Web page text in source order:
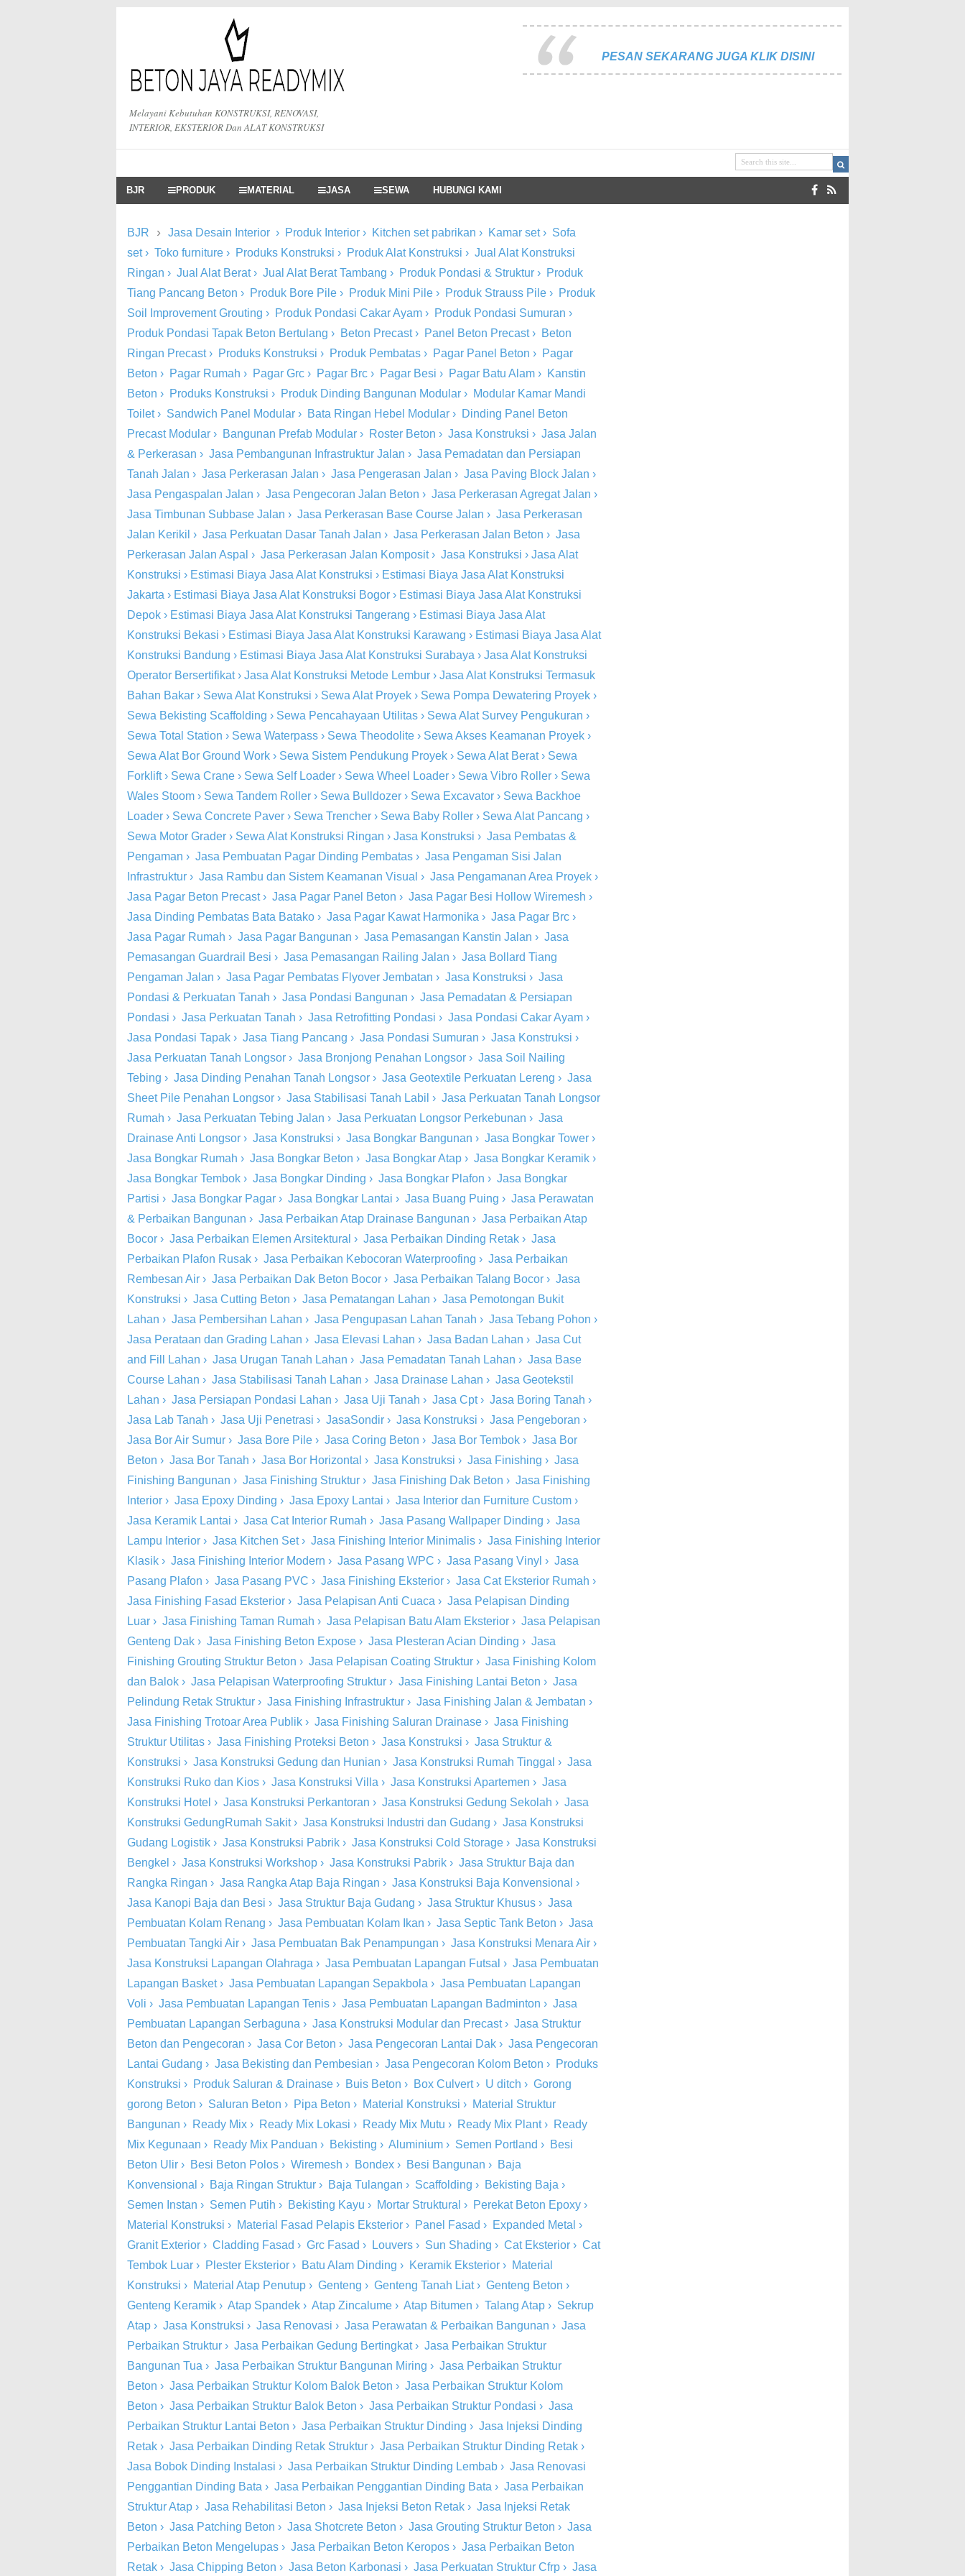
Melayani Kebutuhan KONSTRUKSI, RENOVASI,
INTERIOR, EKSTERIOR Dan ALAT KONSTRUKSI
PESAN SEKARANG JUGA KLIK DISINI
BJR PRODUK MATERIAL JASA SEWA HUBUNGI KAMI
BJR › Jasa Desain Interior › Produk Interior › Kitchen set pabrikan › Kamar set› Sofa
set› Toko furniture › Produks Konstruksi › Produk Alat Konstruksi › Jual Alat Konstruksi
Ringan › Jual Alat Berat› Jual Alat Berat Tambang › Produk Pondasi & Struktur › Produk
Tiang Pancang Beton › Produk Bore Pile › Produk Mini Pile › Produk Strauss Pile › Produk
Soil Improvement Grouting › Produk Pondasi Cakar Ayam › Produk Pondasi Sumuran ›
Produk Pondasi Tapak Beton Bertulang › Beton Precast› Panel Beton Precast› Beton
Ringan Precast› Produks Konstruksi › Produk Pembatas › Pagar Panel Beton › Pagar
Beton › Pagar Rumah › Pagar Grc › Pagar Brc › Pagar Besi › Pagar Batu Alam › Kanstin
Beton › Produks Konstruksi › Produk Dinding Bangunan Modular › Modular Kamar Mandi
Toilet› Sandwich Panel Modular › Bata Ringan Hebel Modular › Dinding Panel Beton
Precast Modular › Bangunan Prefab Modular › Roster Beton › Jasa Konstruksi › Jasa Jalan
& Perkerasan › Jasa Pembangunan Infrastruktur Jalan › Jasa Pemadatan dan Persiapan
Tanah Jalan › Jasa Perkerasan Jalan › Jasa Pengerasan Jalan › Jasa Paving Block Jalan ›
Jasa Pengaspalan Jalan › Jasa Pengecoran Jalan Beton › Jasa Perkerasan Agregat Jalan ›
Jasa Timbunan Subbase Jalan › Jasa Perkerasan Base Course Jalan › Jasa Perkerasan
Jalan Kerikil › Jasa Perkuatan Dasar Tanah Jalan › Jasa Perkerasan Jalan Beton › Jasa
Perkerasan Jalan Aspal › Jasa Perkerasan Jalan Komposit› Jasa Konstruksi › Jasa Alat
Konstruksi › Estimasi Biaya Jasa Alat Konstruksi › Estimasi Biaya Jasa Alat Konstruksi
Jakarta › Estimasi Biaya Jasa Alat Konstruksi Bogor › Estimasi Biaya Jasa Alat Konstruksi
Depok › Estimasi Biaya Jasa Alat Konstruksi Tangerang › Estimasi Biaya Jasa Alat
Konstruksi Bekasi › Estimasi Biaya Jasa Alat Konstruksi Karawang › Estimasi Biaya Jasa Alat
Konstruksi Bandung › Estimasi Biaya Jasa Alat Konstruksi Surabaya › Jasa Alat Konstruksi
Operator Bersertifikat› Jasa Alat Konstruksi Metode Lembur › Jasa Alat Konstruksi Termasuk
Bahan Bakar › Sewa Alat Konstruksi › Sewa Alat Proyek › Sewa Pompa Dewatering Proyek ›
Sewa Bekisting Scaffolding › Sewa Pencahayaan Utilitas › Sewa Alat Survey Pengukuran ›
Sewa Total Station › Sewa Waterpass › Sewa Theodolite › Sewa Akses Keamanan Proyek ›
Sewa Alat Bor Ground Work › Sewa Sistem Pendukung Proyek › Sewa Alat Berat› Sewa
Forklift› Sewa Crane › Sewa Self Loader › Sewa Wheel Loader › Sewa Vibro Roller › Sewa
Wales Stoom › Sewa Tandem Roller › Sewa Bulldozer › Sewa Excavator › Sewa Backhoe
Loader › Sewa Concrete Paver › Sewa Trencher › Sewa Baby Roller › Sewa Alat Pancang ›
Sewa Motor Grader › Sewa Alat Konstruksi Ringan › Jasa Konstruksi › Jasa Pembatas &
Pengaman › Jasa Pembuatan Pagar Dinding Pembatas › Jasa Pengaman Sisi Jalan
Infrastruktur › Jasa Rambu dan Sistem Keamanan Visual › Jasa Pengamanan Area Proyek ›
Jasa Pagar Beton Precast› Jasa Pagar Panel Beton › Jasa Pagar Besi Hollow Wiremesh ›
Jasa Dinding Pembatas Bata Batako › Jasa Pagar Kawat Harmonika › Jasa Pagar Brc ›
Jasa Pagar Rumah › Jasa Pagar Bangunan › Jasa Pemasangan Kanstin Jalan › Jasa
Pemasangan Guardrail Besi › Jasa Pemasangan Railing Jalan › Jasa Bollard Tiang
Pengaman Jalan › Jasa Pagar Pembatas Flyover Jembatan › Jasa Konstruksi › Jasa
Pondasi & Perkuatan Tanah › Jasa Pondasi Bangunan › Jasa Pemadatan & Persiapan
Pondasi › Jasa Perkuatan Tanah › Jasa Retrofitting Pondasi › Jasa Pondasi Cakar Ayam ›
Jasa Pondasi Tapak › Jasa Tiang Pancang › Jasa Pondasi Sumuran › Jasa Konstruksi ›
Jasa Perkuatan Tanah Longsor › Jasa Bronjong Penahan Longsor › Jasa Soil Nailing
Tebing › Jasa Dinding Penahan Tanah Longsor › Jasa Geotextile Perkuatan Lereng › Jasa
Sheet Pile Penahan Longsor › Jasa Stabilisasi Tanah Labil › Jasa Perkuatan Tanah Longsor
Rumah › Jasa Perkuatan Tebing Jalan › Jasa Perkuatan Longsor Perkebunan › Jasa
Drainase Anti Longsor › Jasa Konstruksi › Jasa Bongkar Bangunan › Jasa Bongkar Tower ›
Jasa Bongkar Rumah › Jasa Bongkar Beton › Jasa Bongkar Atap › Jasa Bongkar Keramik ›
Jasa Bongkar Tembok › Jasa Bongkar Dinding › Jasa Bongkar Plafon › Jasa Bongkar
Partisi › Jasa Bongkar Pagar › Jasa Bongkar Lantai › Jasa Buang Puing › Jasa Perawatan
& Perbaikan Bangunan › Jasa Perbaikan Atap Drainase Bangunan › Jasa Perbaikan Atap
Bocor › Jasa Perbaikan Elemen Arsitektural › Jasa Perbaikan Dinding Retak › Jasa
Perbaikan Plafon Rusak › Jasa Perbaikan Kebocoran Waterproofing › Jasa Perbaikan
Rembesan Air › Jasa Perbaikan Dak Beton Bocor › Jasa Perbaikan Talang Bocor › Jasa
Konstruksi › Jasa Cutting Beton › Jasa Pematangan Lahan › Jasa Pemotongan Bukit
Lahan › Jasa Pembersihan Lahan › Jasa Pengupasan Lahan Tanah › Jasa Tebang Pohon ›
Jasa Perataan dan Grading Lahan › Jasa Elevasi Lahan › Jasa Badan Lahan › Jasa Cut
and Fill Lahan › Jasa Urugan Tanah Lahan › Jasa Pemadatan Tanah Lahan › Jasa Base
Course Lahan › Jasa Stabilisasi Tanah Lahan › Jasa Drainase Lahan › Jasa Geotekstil
Lahan › Jasa Persiapan Pondasi Lahan › Jasa Uji Tanah › Jasa Cpt› Jasa Boring Tanah ›
Jasa Lab Tanah › Jasa Uji Penetrasi › JasaSondir › Jasa Konstruksi › Jasa Pengeboran ›
Jasa Bor Air Sumur › Jasa Bore Pile › Jasa Coring Beton › Jasa Bor Tembok › Jasa Bor
Beton › Jasa Bor Tanah › Jasa Bor Horizontal › Jasa Konstruksi › Jasa Finishing › Jasa
Finishing Bangunan › Jasa Finishing Struktur › Jasa Finishing Dak Beton › Jasa Finishing
Interior › Jasa Epoxy Dinding › Jasa Epoxy Lantai › Jasa Interior dan Furniture Custom ›
Jasa Keramik Lantai › Jasa Cat Interior Rumah › Jasa Pasang Wallpaper Dinding › Jasa
Lampu Interior › Jasa Kitchen Set› Jasa Finishing Interior Minimalis › Jasa Finishing Interior
Klasik › Jasa Finishing Interior Modern › Jasa Pasang WPC › Jasa Pasang Vinyl › Jasa
Pasang Plafon › Jasa Pasang PVC › Jasa Finishing Eksterior › Jasa Cat Eksterior Rumah ›
Jasa Finishing Fasad Eksterior › Jasa Pelapisan Anti Cuaca › Jasa Pelapisan Dinding
Luar › Jasa Finishing Taman Rumah › Jasa Pelapisan Batu Alam Eksterior › Jasa Pelapisan
Genteng Dak › Jasa Finishing Beton Expose › Jasa Plesteran Acian Dinding › Jasa
Finishing Grouting Struktur Beton › Jasa Pelapisan Coating Struktur › Jasa Finishing Kolom
dan Balok › Jasa Pelapisan Waterproofing Struktur › Jasa Finishing Lantai Beton › Jasa
Pelindung Retak Struktur › Jasa Finishing Infrastruktur › Jasa Finishing Jalan & Jembatan ›
Jasa Finishing Trotoar Area Publik › Jasa Finishing Saluran Drainase › Jasa Finishing
Struktur Utilitas › Jasa Finishing Proteksi Beton › Jasa Konstruksi › Jasa Struktur &
Konstruksi › Jasa Konstruksi Gedung dan Hunian › Jasa Konstruksi Rumah Tinggal › Jasa
Konstruksi Ruko dan Kios › Jasa Konstruksi Villa › Jasa Konstruksi Apartemen › Jasa
Konstruksi Hotel › Jasa Konstruksi Perkantoran › Jasa Konstruksi Gedung Sekolah › Jasa
Konstruksi GedungRumah Sakit› Jasa Konstruksi Industri dan Gudang › Jasa Konstruksi
Gudang Logistik › Jasa Konstruksi Pabrik › Jasa Konstruksi Cold Storage › Jasa Konstruksi
Bengkel › Jasa Konstruksi Workshop › Jasa Konstruksi Pabrik › Jasa Struktur Baja dan
Rangka Ringan › Jasa Rangka Atap Baja Ringan › Jasa Konstruksi Baja Konvensional ›
Jasa Kanopi Baja dan Besi › Jasa Struktur Baja Gudang › Jasa Struktur Khusus › Jasa
Pembuatan Kolam Renang › Jasa Pembuatan Kolam Ikan › Jasa Septic Tank Beton › Jasa
Pembuatan Tangki Air › Jasa Pembuatan Bak Penampungan › Jasa Konstruksi Menara Air ›
Jasa Konstruksi Lapangan Olahraga › Jasa Pembuatan Lapangan Futsal › Jasa Pembuatan
Lapangan Basket› Jasa Pembuatan Lapangan Sepakbola › Jasa Pembuatan Lapangan
Voli › Jasa Pembuatan Lapangan Tenis › Jasa Pembuatan Lapangan Badminton › Jasa
Pembuatan Lapangan Serbaguna › Jasa Konstruksi Modular dan Precast› Jasa Struktur
Beton dan Pengecoran › Jasa Cor Beton › Jasa Pengecoran Lantai Dak › Jasa Pengecoran
Lantai Gudang › Jasa Bekisting dan Pembesian › Jasa Pengecoran Kolom Beton › Produks
Konstruksi › Produk Saluran & Drainase › Buis Beton › Box Culvert› U ditch › Gorong
gorong Beton › Saluran Beton › Pipa Beton › Material Konstruksi › Material Struktur
Bangunan › Ready Mix › Ready Mix Lokasi › Ready Mix Mutu › Ready Mix Plant› Ready
Mix Kegunaan › Ready Mix Panduan › Bekisting › Aluminium › Semen Portland › Besi
Beton Ulir › Besi Beton Polos › Wiremesh › Bondex › Besi Bangunan › Baja
Konvensional › Baja Ringan Struktur › Baja Tulangan › Scaffolding › Bekisting Baja ›
Semen Instan › Semen Putih › Bekisting Kayu › Mortar Struktural › Perekat Beton Epoxy ›
Material Konstruksi › Material Fasad Pelapis Eksterior › Panel Fasad › Expanded Metal ›
Granit Exterior › Cladding Fasad › Grc Fasad › Louvers › Sun Shading › Cat Eksterior › Cat
Tembok Luar › Plester Eksterior › Batu Alam Dinding › Keramik Eksterior › Material
Konstruksi › Material Atap Penutup › Genteng › Genteng Tanah Liat› Genteng Beton ›
Genteng Keramik › Atap Spandek › Atap Zincalume › Atap Bitumen › Talang Atap › Sekrup
Atap › Jasa Konstruksi › Jasa Renovasi › Jasa Perawatan & Perbaikan Bangunan › Jasa
Perbaikan Struktur › Jasa Perbaikan Gedung Bertingkat› Jasa Perbaikan Struktur
Bangunan Tua › Jasa Perbaikan Struktur Bangunan Miring › Jasa Perbaikan Struktur
Beton › Jasa Perbaikan Struktur Kolom Balok Beton › Jasa Perbaikan Struktur Kolom
Beton › Jasa Perbaikan Struktur Balok Beton › Jasa Perbaikan Struktur Pondasi › Jasa
Perbaikan Struktur Lantai Beton › Jasa Perbaikan Struktur Dinding › Jasa Injeksi Dinding
Retak › Jasa Perbaikan Dinding Retak Struktur › Jasa Perbaikan Struktur Dinding Retak ›
Jasa Bobok Dinding Instalasi › Jasa Perbaikan Struktur Dinding Lembab › Jasa Renovasi
Penggantian Dinding Bata › Jasa Perbaikan Penggantian Dinding Bata › Jasa Perbaikan
Struktur Atap › Jasa Rehabilitasi Beton › Jasa Injeksi Beton Retak › Jasa Injeksi Retak
Beton › Jasa Patching Beton › Jasa Shotcrete Beton › Jasa Grouting Struktur Beton › Jasa
Perbaikan Beton Mengelupas › Jasa Perbaikan Beton Keropos › Jasa Perbaikan Beton
Retak › Jasa Chipping Beton › Jasa Beton Karbonasi › Jasa Perkuatan Struktur Cfrp › Jasa